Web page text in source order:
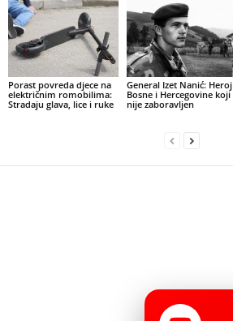
Porast povreda djece na
električnim romobilima:
Stradaju glava, lice i ruke
General Izet Nanić: Heroj
Bosne i Hercegovine koji
nije zaboravljen